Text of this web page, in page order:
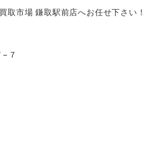
取市場 鎌取駅前店へお任せ下さい！
７